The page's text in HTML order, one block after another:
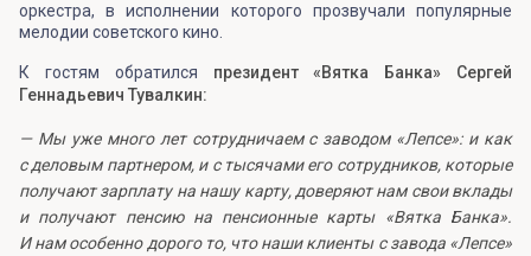
оркестра, в исполнении которого прозвучали популярные
мелодии советского кино.
К гостям обратился президент «Вятка Банка» Сергей
Геннадьевич Тувалкин:
— Мы уже много лет сотрудничаем с заводом «Лепсе»: и как
с деловым партнером, и с тысячами его сотрудников, которые
получают зарплату на нашу карту, доверяют нам свои вклады
и получают пенсию на пенсионные карты «Вятка Банка».
И нам особенно дорого то, что наши клиенты с завода «Лепсе»